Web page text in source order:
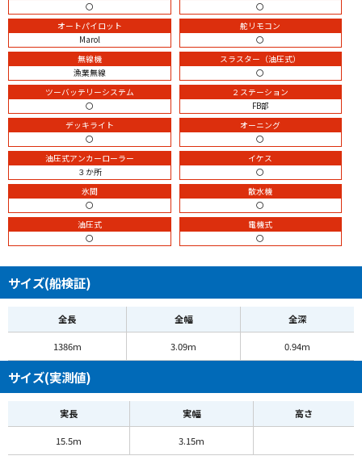
〇
〇
オートパイロット
Marol
舵リモコン
〇
無線機
漁業無線
スラスター（油圧式）
〇
ツーバッテリーシステム
〇
２ステーション
FB部
デッキライト
〇
オーニング
〇
油圧式アンカーローラー
３か所
イケス
〇
氷間
〇
散水機
〇
油圧式
〇
電機式
〇
サイズ(船検証)
全長 全幅 全深
1386m 3.09m 0.94m
サイズ(実測値)
実長 実幅 高さ
15.5m 3.15m